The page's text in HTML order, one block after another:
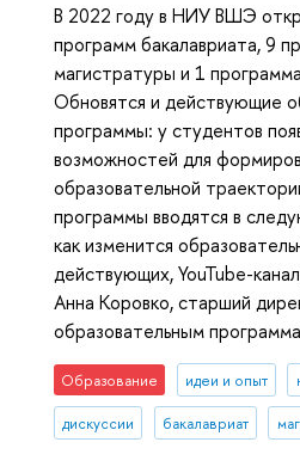
В 2022 году в НИУ ВШЭ
программ бакалавриата, 9
магистратуры и 1
Обновятся и действующие
программы: у студентов
возможностей для
образовательной
программы вводятся в
как изменится
действующих, YouTube-
Анна Коровко, старший
образовательным
Образование идеи и опыт
дискуссии бакалавриат